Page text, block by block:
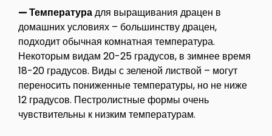
— Температурадля выращивания драцен в
домашних условиях – большинству драцен,
подходит обычная комнатная температура.
Некоторым видам 20-25 градусов, в зимнее время
18-20 градусов. Виды с зеленой листвой – могут
переносить пониженные температуры, но не ниже
12 градусов. Пестролистные формы очень
чувствительны к низким температурам.